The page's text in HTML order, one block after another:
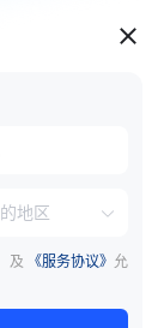
服务推荐
及 《服务协议》 允